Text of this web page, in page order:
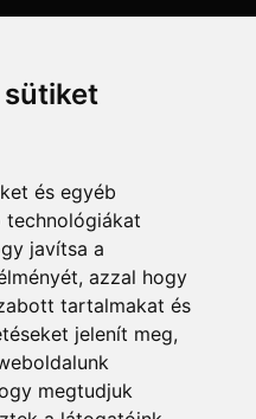
sütiket
és egyéb
technológiákat
javítsa a
azzal hogy
tartalmakat és
jelenít meg,
megtudjuk
még ma!